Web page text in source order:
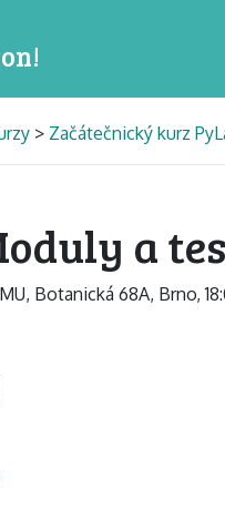
> Začátečnický kurz
a
Botanická 68A, Brno,